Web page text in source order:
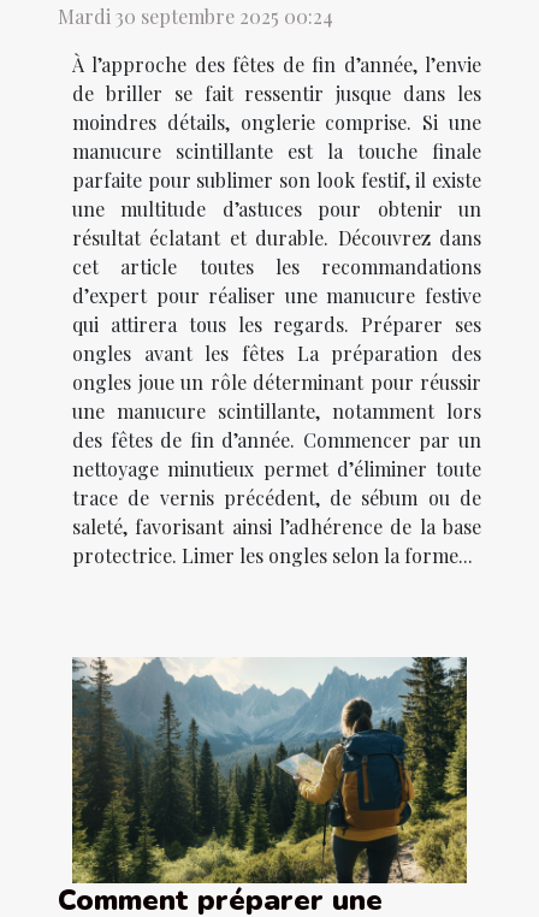
Mardi 30 septembre 2025 00:24
À l’approche des fêtes de fin d’année, l’envie
de briller se fait ressentir jusque dans les
moindres détails, onglerie comprise. Si une
manucure scintillante est la touche finale
parfaite pour sublimer son look festif, il existe
une multitude d’astuces pour obtenir un
résultat éclatant et durable. Découvrez dans
cet article toutes les recommandations
d’expert pour réaliser une manucure festive
qui attirera tous les regards. Préparer ses
ongles avant les fêtes La préparation des
ongles joue un rôle déterminant pour réussir
une manucure scintillante, notamment lors
des fêtes de fin d’année. Commencer par un
nettoyage minutieux permet d’éliminer toute
trace de vernis précédent, de sébum ou de
saleté, favorisant ainsi l’adhérence de la base
protectrice. Limer les ongles selon la forme...
Comment préparer une